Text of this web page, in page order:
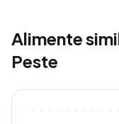
Alimente
Peste